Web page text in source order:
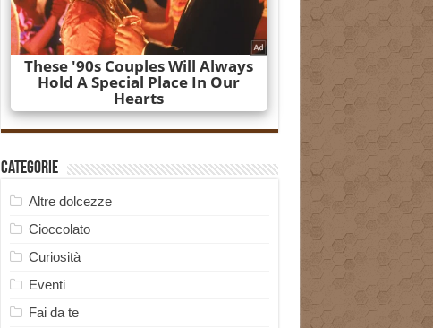
Categorie
Altre dolcezze
Cioccolato
Curiosità
Eventi
Fai da te